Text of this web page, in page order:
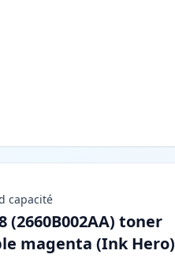
capacité
(2660B002AA) toner
magenta (Ink Hero)